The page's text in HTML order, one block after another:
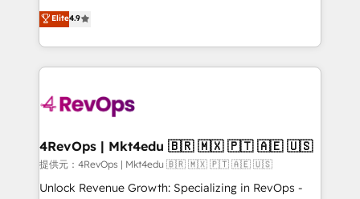
and service to drive sustainable growth With 6 key
HubSpot accreditations and experience across
teams has worked with clients just like you Let’s
explore whether S2 is the partner you’ve been
looking for...and get your next big initiative moving!
Hire an agency that's experienced in every inch of
HubSpot and willing to work hand-in-hand with your
team to simplify the complex and build a better
experience for your team and customers.
Elite4.9
4RevOps | Mkt4edu 🇧🇷 🇲🇽 🇵🇹 🇦🇪 🇺🇸
提供元：4RevOps | Mkt4edu 🇧🇷 🇲🇽 🇵🇹 🇦🇪 🇺🇸
Unlock Revenue Growth: Specializing in RevOps -